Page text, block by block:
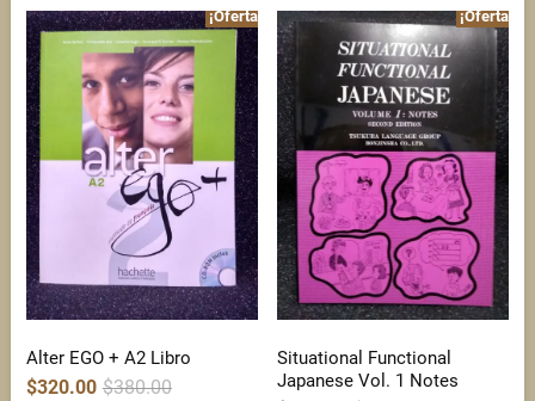
¡Oferta!
Alter EGO + A2 Libro
$380.00Original
$320.00
Current
¡Oferta!
Situational Functional
Japanese Vol. 1 Notes